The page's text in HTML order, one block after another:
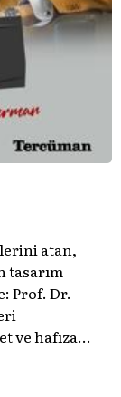
atan,
tasarım
Prof. Dr.
ve hafıza